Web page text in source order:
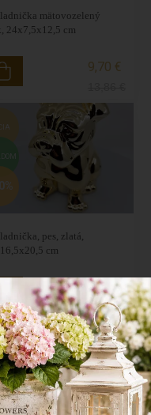
mätovozelený
24x7,5x12,5 cm
9,70 €
pes, zlatá,
cm
13,80 €
19,68€